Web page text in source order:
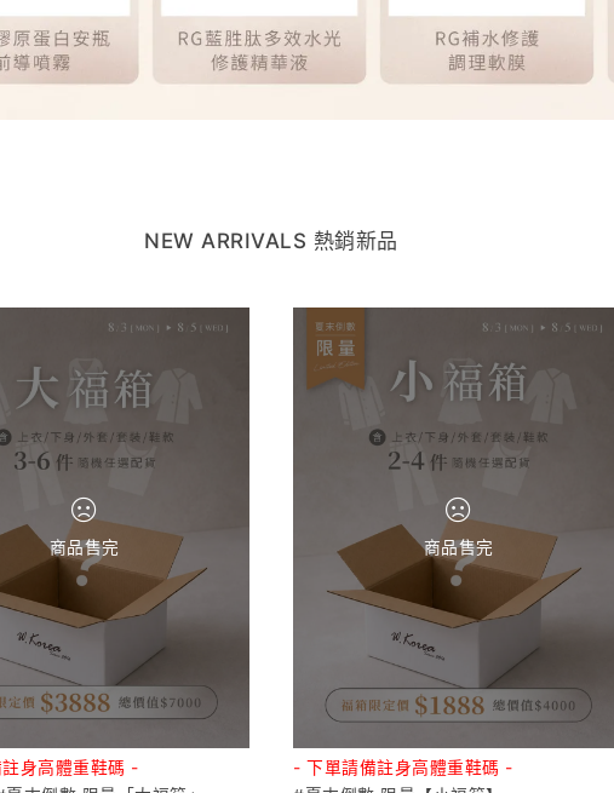
NEW ARRIVALS 熱銷新品
商品售完
身高體重鞋碼 -
商品售完
- 下單請備註身高體重鞋碼 -